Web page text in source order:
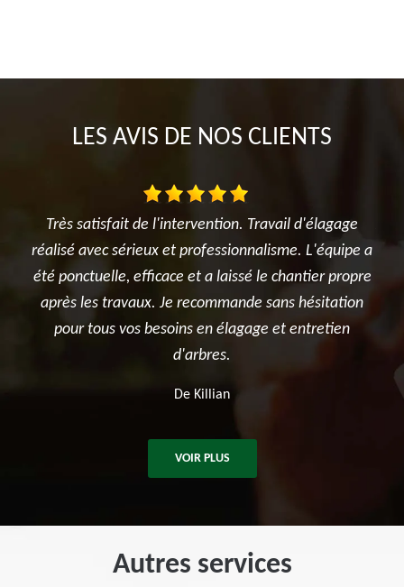
LES AVIS DE NOS CLIENTS
a
propre
Je suis ravi des travaux réalisés dans mon jardin entre
l'élagage du cerisier, l'entretien des rosiers, la tonte
et surtout le terrassement et la création du jardin
potager. Je recommande sincèrement cette
entreprise.
VOIR PLUS
Autres services